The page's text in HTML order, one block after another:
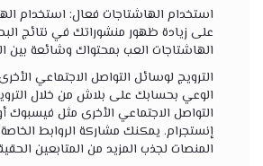
استخدام الهاشتاجات فعال: استخدام
على زيادة ظهور منشوراتك في نتائج
الهاشتاجات العب بمحتواك وشائعة بين
الترويج لوسائل التواصل الاجتماعي
الوعي بحسابك على بلاش من خلال
التواصل الاجتماعي الأخرى مثل فيسبوك
إنستجرام. يمكنك مشاركة الروابط
المنصات لجذب المزيد من المتابعين